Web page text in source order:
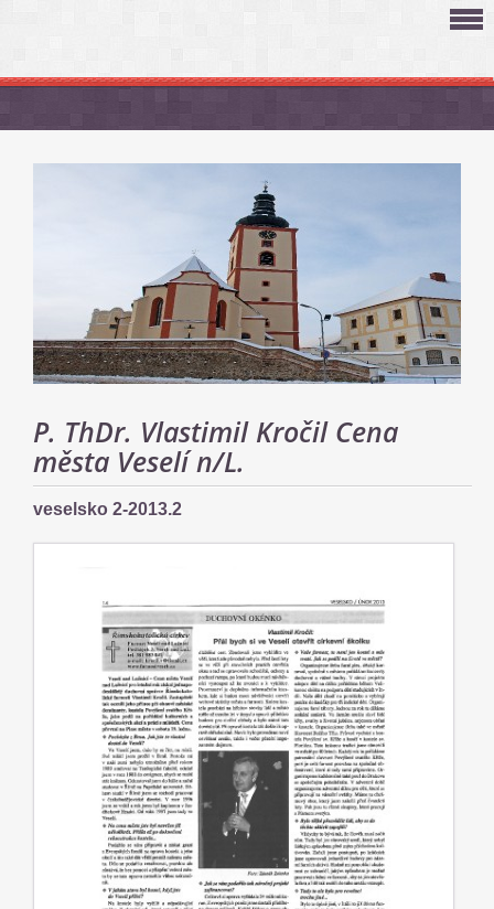
P. ThDr. Vlastimil Kročil Cena
města Veselí n/L.
veselsko 2-2013.2